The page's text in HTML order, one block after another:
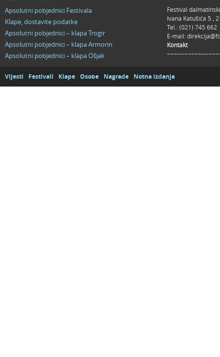
Apsolutni pobjednici Festivala
Klape, dostavite podatke
Apsolutni pobjednici – klapa Trogir
Apsolutni pobjednici – klapa Armorin
Apsolutni pobjednici – klapa Ošjak
Festival
Ivana Katušića 5 ,
Tel.: (021) 745 662
E-mail:
Kontakt
Vijesti Festivali Klape Osobe Nagrade Notna izdanja